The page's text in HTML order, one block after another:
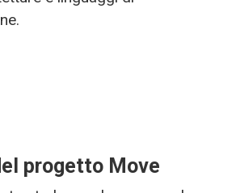
progetto Move